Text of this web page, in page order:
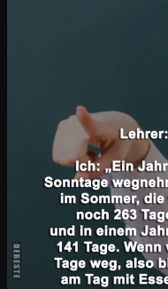
Wenn du im
Heute dürfen